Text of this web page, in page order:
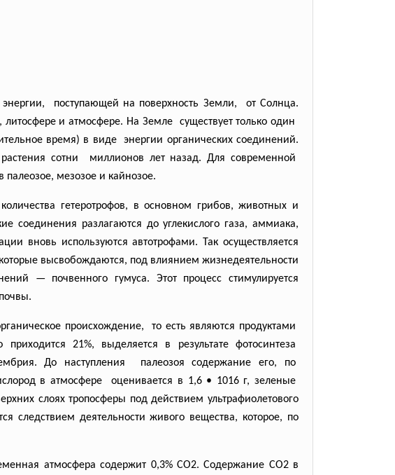
поступающей на поверхность Земли, от Солнца.
литосфере и атмосфере. На Земле существует только один
время) в виде энергии органических соединений.
сотни миллионов лет назад. Длясовременной
палеозое, мезозое и кайнозое.
гетеротрофов, в основном грибов, животных и
соединения разлагаются до углекислого газа, аммиака,
вновь используются автотрофами. Так осуществляется
высвобождаются, под влиянием жизнедеятельности
— почвенного гумуса. Этот процесс стимулируется
происхождение, то есть являются продуктами
21%, выделяется в результатефотосинтеза
До наступления палеозоя содержание его, по
ватмосфере оценивается в 1,6 • 1016 г, зеленые
слоях тропосферы под действием ультрафиолетового
следствием деятельности живого вещества, которое, по
атмосфера содержит 0,3% СО2. Содержание СО2 в